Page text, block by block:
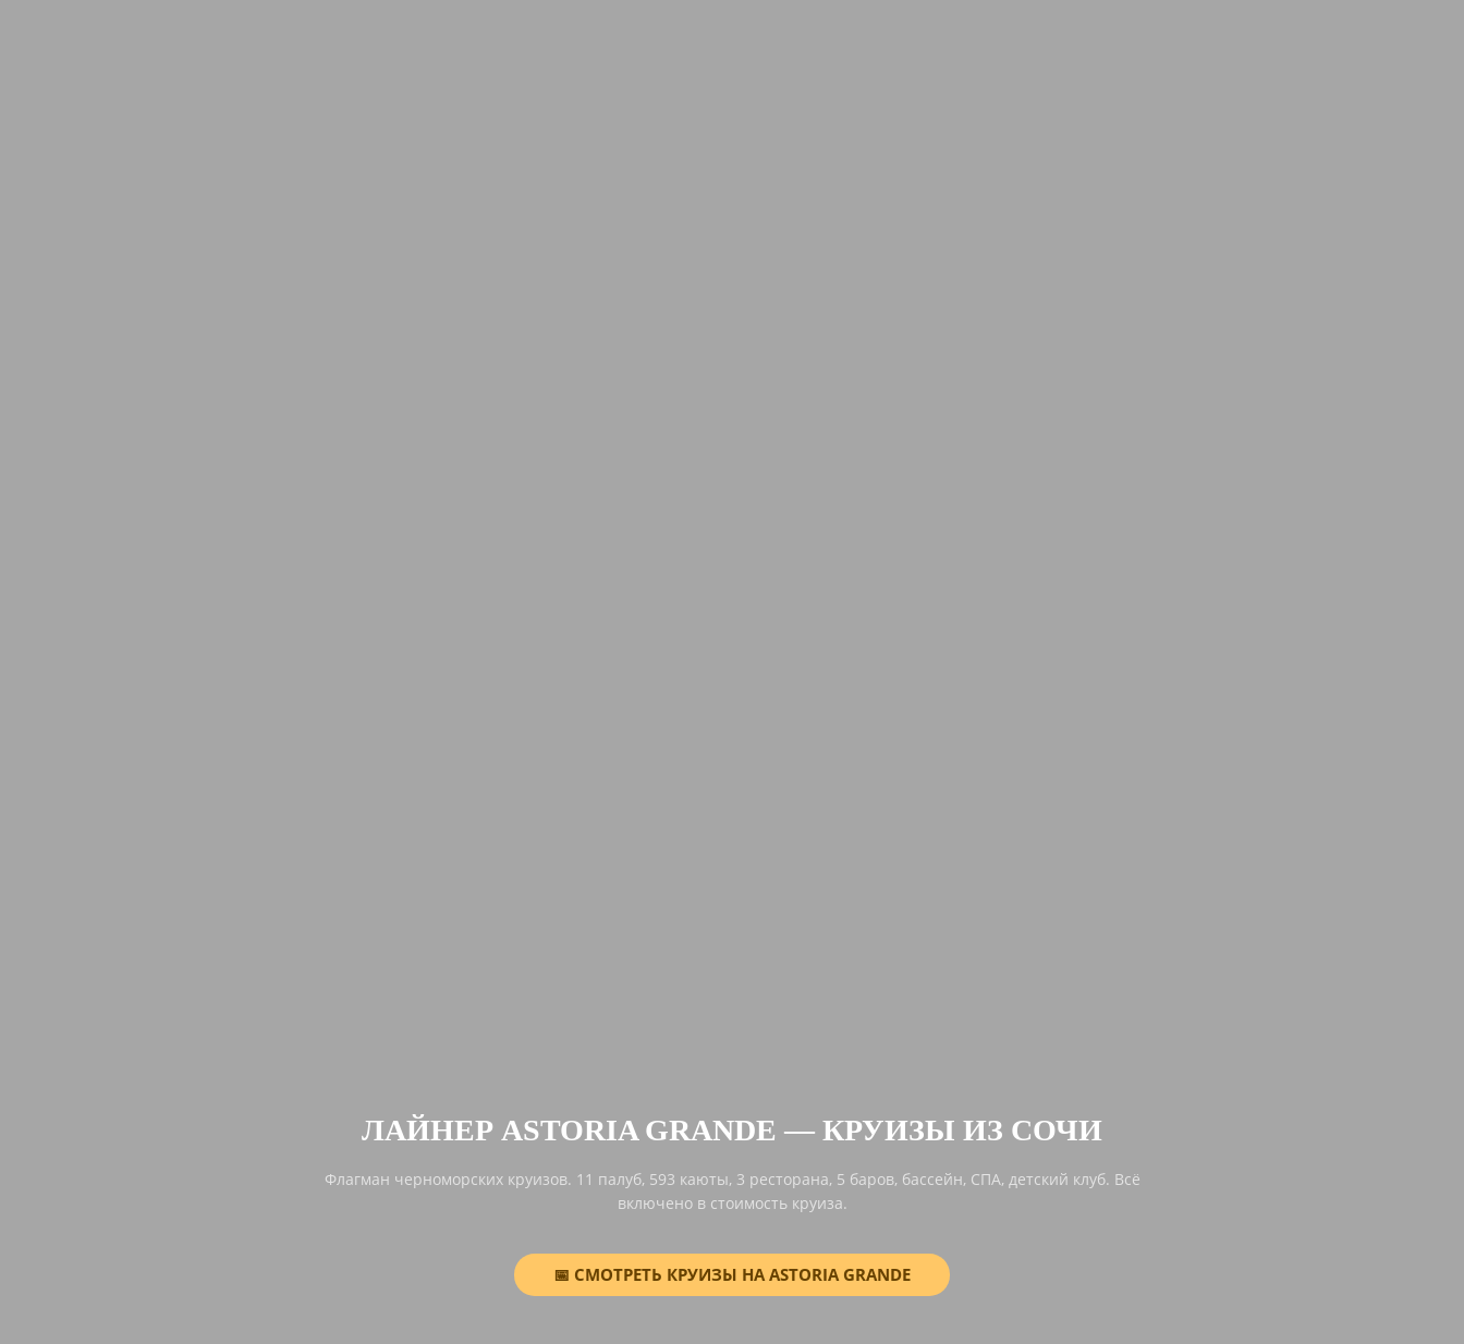
ЛАЙНЕР ASTORIA GRANDE — КРУИЗЫ ИЗ СОЧИ
Флагман черноморских круизов. 11 палуб, 593 каюты, 3 ресторана, 5 баров, бассейн, СПА, детский клуб. Всё
включено в стоимость круиза.
📅 СМОТРЕТЬ КРУИЗЫ НА ASTORIA GRANDE